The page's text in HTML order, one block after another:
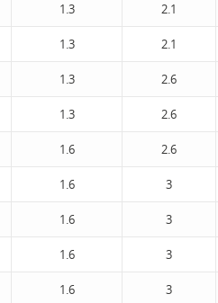
1.3 2.1
1.3 2.1
1.3 2.6
1.3 2.6
1.6 2.6
1.6 3
1.6 3
1.6 3
1.6 3